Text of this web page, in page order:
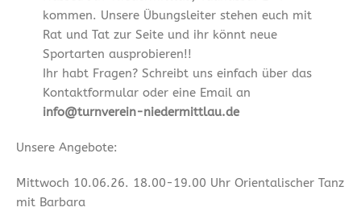
kommen. Unsere Übungsleiter stehen euch mit
Rat und Tat zur Seite und ihr könnt neue
Sportarten ausprobieren!!
Ihr habt Fragen? Schreibt uns einfach über das
Kontaktformular oder eine Email an
info@turnverein-niedermittlau.de
Unsere Angebote:
Mittwoch 10.06.26. 18.00-19.00 Uhr Orientalischer Tanz
mit Barbara